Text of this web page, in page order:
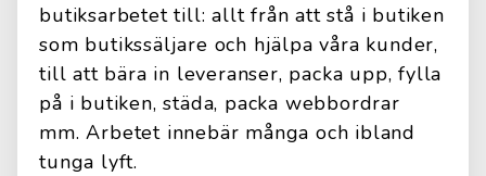
butiksarbetet till: allt från att stå i butiken
som butikssäljare och hjälpa våra kunder,
till att bära in leveranser, packa upp, fylla
på i butiken, städa, packa webbordrar
mm. Arbetet innebär många och ibland
tunga lyft.